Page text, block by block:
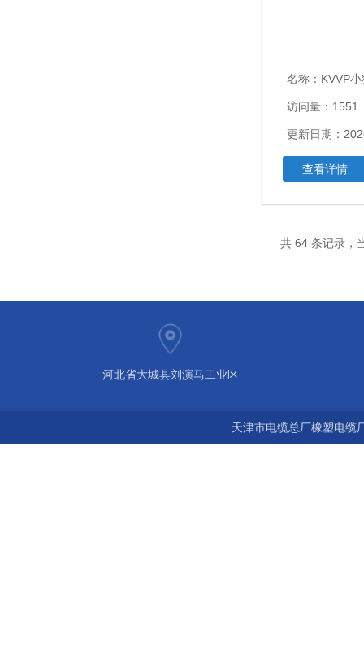
名称： KVVP小猫电
访问量：1551
更新日期：
查看详情
共 64 条记录
河北省大城县刘演马工业区
天津市电缆总厂橡塑电